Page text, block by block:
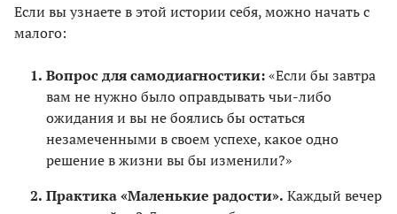
Если вы узнаете в этой истории себя, можно начать с
малого:
Вопрос для самодиагностики:«Если бы завтра
вам не нужно было оправдывать чьи-либо
ожидания и вы не боялись бы остаться
незамеченными в своем успехе, какое одно
решение в жизни вы бы изменили?»
Практика «Маленькие радости». Каждый вечер